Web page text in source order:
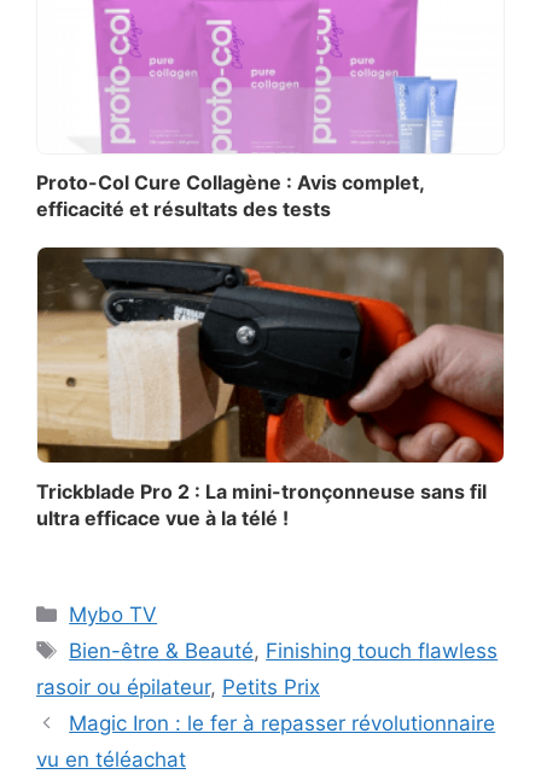
Proto-Col Cure Collagène : Avis complet,
efficacité et résultats des tests
Trickblade Pro 2 : La mini-tronçonneuse sans fil
ultra efficace vue à la télé !
Catégories
Mybo TV
Étiquettes
Bien-être & Beauté, Finishing touch flawless
rasoir ou épilateur, Petits Prix
Magic Iron : le fer à repasser révolutionnaire
vu en téléachat